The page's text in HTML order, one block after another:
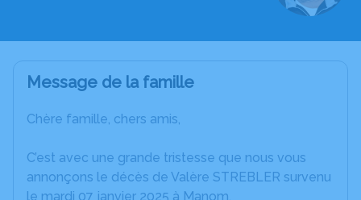
Message de la famille
Chère famille, chers amis,
C’est avec une grande tristesse que nous vous
annonçons le décès de Valère STREBLER survenu
le mardi 07 janvier 2025 à Manom.